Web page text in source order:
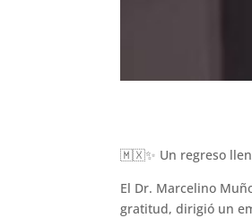
🇲🇽✨ Un regreso
El Dr. Marcelino
gratitud, dirigió un